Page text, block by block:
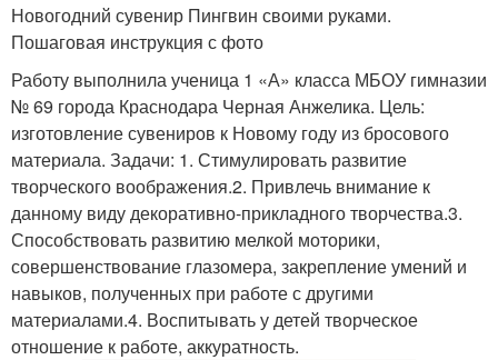
Новогодний сувенир Пингвин своими руками.
Пошаговая инструкция с фото
Работу выполнила ученица 1 «А» класса МБОУ гимназии
№ 69 города Краснодара Черная Анжелика. Цель:
изготовление сувениров к Новому году из бросового
материала. Задачи: 1. Стимулировать развитие
творческого воображения.2. Привлечь внимание к
данному виду декоративно-прикладного творчества.3.
Способствовать развитию мелкой моторики,
совершенствование глазомера, закрепление умений и
навыков, полученных при работе с другими
материалами.4. Воспитывать у детей творческое
отношение к работе, аккуратность.